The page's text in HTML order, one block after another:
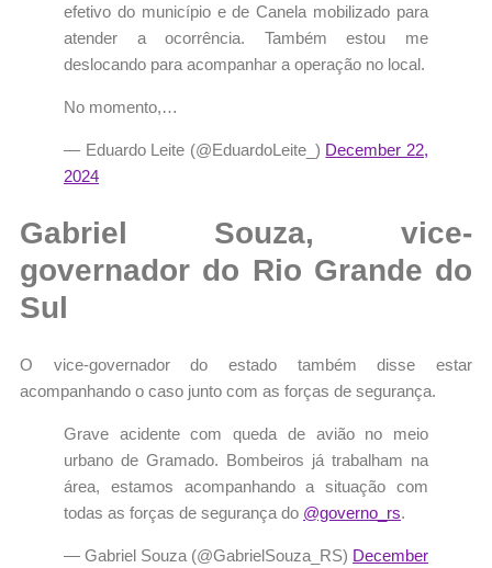
efetivo do município e de Canela mobilizado para
atender a ocorrência. Também estou me
deslocando para acompanhar a operação no local.
No momento,…
— Eduardo Leite (@EduardoLeite_) December 22,
2024
Gabriel Souza, vice-
governador do Rio Grande do
Sul
O vice-governador do estado também disse estar
acompanhando o caso junto com as forças de segurança.
Grave acidente com queda de avião no meio
urbano de Gramado. Bombeiros já trabalham na
área, estamos acompanhando a situação com
todas as forças de segurança do @governo_rs.
— Gabriel Souza (@GabrielSouza_RS) December